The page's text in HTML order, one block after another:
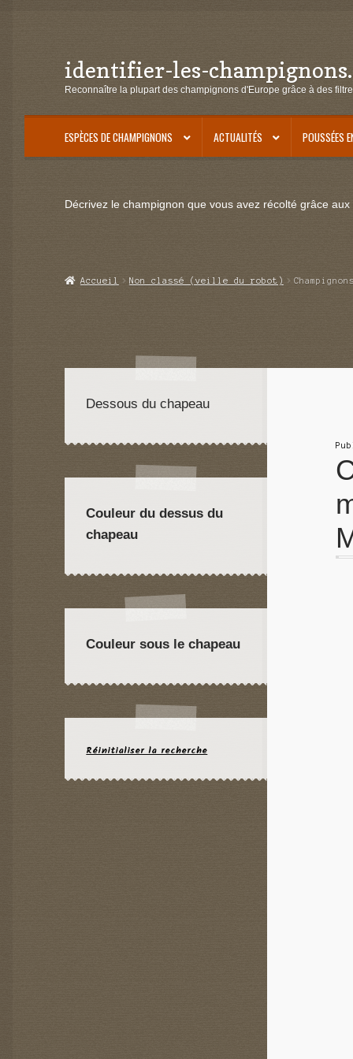
Aller
à
navigation
Aller
au
identifier-les-
Reconnaître la plupart des champignons d'Europe grâce à des
ESPÈCES DE CHAMPIGNONS ACTUALITÉS POUSSÉES
Décrivez le champignon que vous avez récolté grâce
Accueil Non classé (veille du robot)
Dessous du chapeau
Couleur du dessus du
chapeau
Couleur sous le chapeau
Réinitialiser la recherche